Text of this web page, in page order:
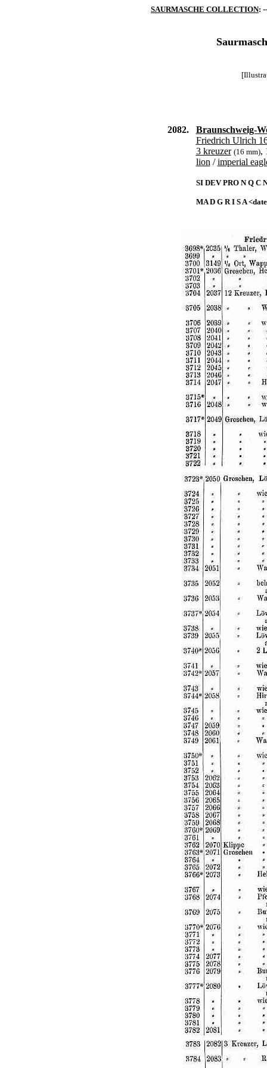
SAURMASCHE COLLECTION:
2082.
Braunschweig-
Friedrich Ulrich
3 kreuzer (16 mm),
lion /imperial
SI DEV PRO N Q C
MA D G R I S A